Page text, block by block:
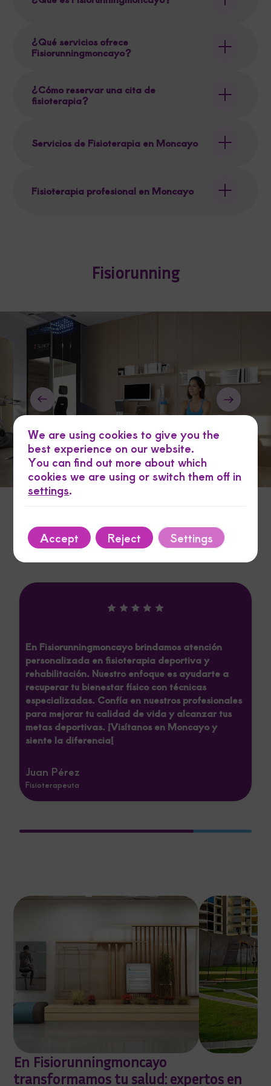
¿Qué servicios ofrece
Fisiorunningmoncayo?
¿Cómo reservar una cita de
fisioterapia?
Servicios de Fisioterapia en Moncayo
Fisioterapia profesional en Moncayo
Fisiorunning
Reviews
En Fisiorunningmoncayo brindamos atención
personalizada en fisioterapia deportiva y
rehabilitación. Nuestro enfoque es ayudarte a
recuperar tu bienestar físico con técnicas
especializadas. Confía en nuestros profesionales
para mejorar tu calidad de vida y alcanzar tus
metas deportivas. ¡Visítanos en Moncayo y
siente la diferencia!
Juan Pérez
Fisioterapeuta
En Fisiorunningmoncayo
transformamos tu salud: expertos en
We are using cookies to give you the
best experience on our website.
You can find out more about which
cookies we are using or switch them off in
settings.
Accept Reject Settings